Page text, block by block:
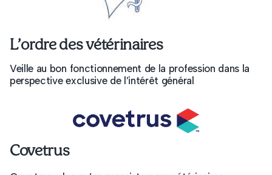
L’ordre des vétérinaires
Veille au bon fonctionnement de la profession dans la
perspective exclusive de l’intérêt général
Covetrus